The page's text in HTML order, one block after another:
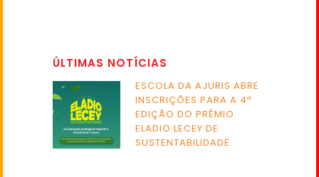
ÚLTIMAS NOTÍCIAS
ESCOLA DA AJURIS ABRE
INSCRIÇÕES PARA A 4ª
EDIÇÃO DO PRÊMIO
ELADIO LECEY DE
SUSTENTABILIDADE